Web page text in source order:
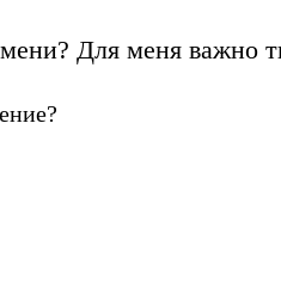
Для меня важно